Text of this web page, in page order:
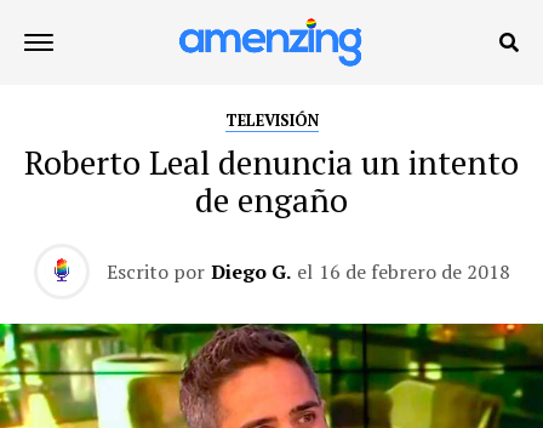
TELEVISIÓN
Roberto Leal denuncia un intento
de engaño
Escrito por Diego G. el 16 de febrero de 2018